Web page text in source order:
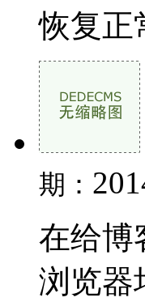
恢复正
期：
在给博
浏览器